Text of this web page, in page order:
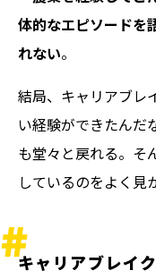
体的なエピソードを
れない。
結局、キャリアブレ
い経験ができたんだ
も堂々と戻れる。そ
しているのをよく見
キャリアブレイ